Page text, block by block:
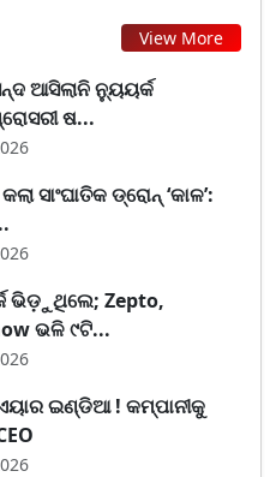
View More
ଆସିଲାନି ନ୍ୟୁୟର୍କ
ଷ...
ସାଂଘାତିକ ଡ୍ରୋନ୍ ‘କାଳ’:
ଭିଡ଼ୁଥିଲେ; Zepto,
ଭଳି ୯ଟି...
ଇଣ୍ଡିଆ ! କମ୍ପାନୀକୁ